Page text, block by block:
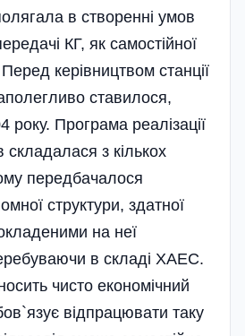
в створенні умов
КГ, як самостійної
керівництвом станції
ставилося,
року. Програма реалізації
складалася з кількох
передбачалося
структури, здатної
на неї
в складі ХАЕС.
чисто економічний
відпрацювати таку